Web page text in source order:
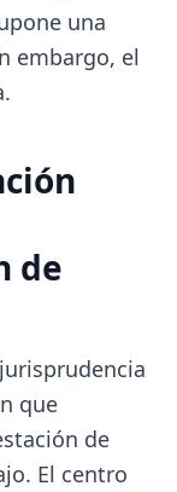
una
embargo, el
de
que
de
El centro